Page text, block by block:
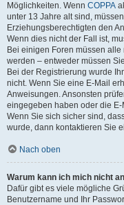
Möglichkeiten. Wenn COPPA
unter 13 Jahre alt sind,
Erziehungsberechtigten den
Wenn dies nicht der Fall ist,
Bei einigen Foren müssen
werden – entweder müssen
Bei der Registrierung wurde
nicht. Wenn Sie eine E-Mail
Anweisungen. Ansonsten
eingegeben haben oder die
Wenn Sie sich sicher sind,
wurde, dann kontaktieren Sie
Nach oben
Warum kann ich mich nicht
Dafür gibt es viele mögliche
Benutzername und Ihr